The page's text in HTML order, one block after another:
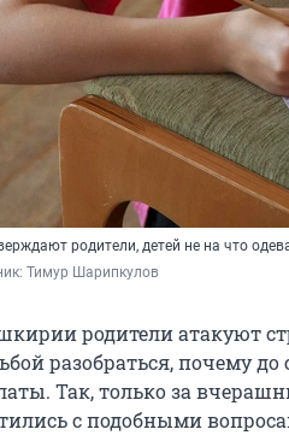
родители, детей не на что
Тимур Шарипкулов
родители атакуют
разобраться, почему
Так, только за
с подобными